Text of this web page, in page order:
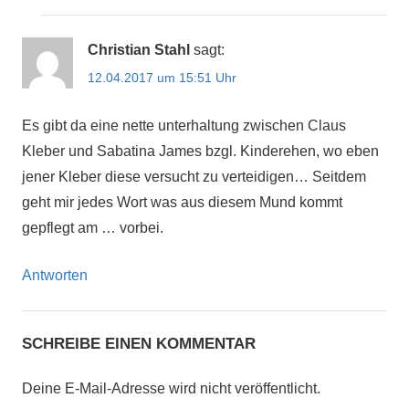
Christian Stahl sagt:
12.04.2017 um 15:51 Uhr
Es gibt da eine nette unterhaltung zwischen Claus
Kleber und Sabatina James bzgl. Kinderehen, wo eben
jener Kleber diese versucht zu verteidigen… Seitdem
geht mir jedes Wort was aus diesem Mund kommt
gepflegt am … vorbei.
Antworten
SCHREIBE EINEN KOMMENTAR
Deine E-Mail-Adresse wird nicht veröffentlicht.